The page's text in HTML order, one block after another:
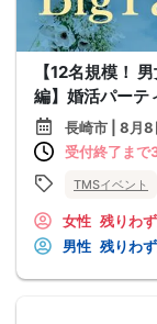
【12名規模！
編】婚活パー
長崎市 | 8月8
受付終了まで
TMSイベント
女性 残りわ
男性 残りわ